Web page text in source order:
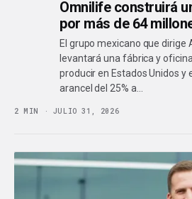
Omnilife construirá
por más de 64
El grupo mexicano que dirige
levantará una fábrica y
producir en Estados Unidos y
arancel del 25% a…
2 MIN · JULIO 31, 2026